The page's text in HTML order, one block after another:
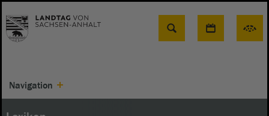
Suche
Navigation